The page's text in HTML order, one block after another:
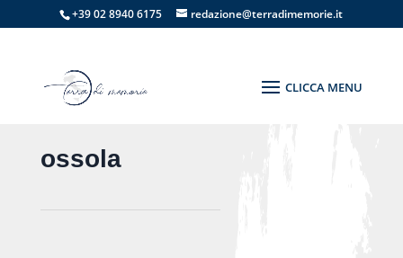
+39 02 8940 6175 redazione@terradimemorie.it
ossola